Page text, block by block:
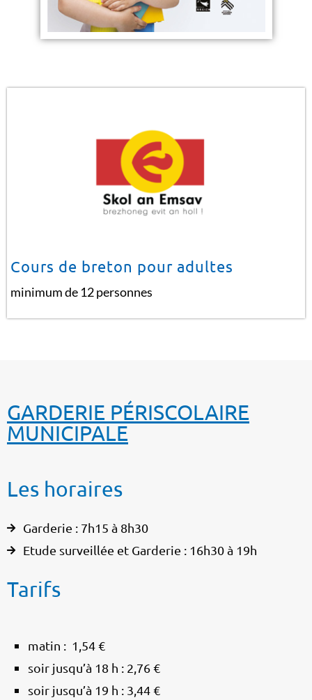
Cours de breton pour adultes
minimum de 12 personnes
GARDERIE PÉRISCOLAIRE
MUNICIPALE
Les horaires
Garderie : 7h15 à 8h30
Etude surveillée et Garderie : 16h30 à 19h
Tarifs
matin : 1,54 €
soir jusqu’à 18 h : 2,76 €
soir jusqu’à 19 h : 3,44 €